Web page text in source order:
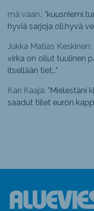
mä vaan.: "
hyviä sarjoja oli,hyvä
Jukka Matias Keskinen:
virka on ollut tuulinen
itsellään tiet..."
Kari Kaaja: "Mielestäni
saadut tiilet euron